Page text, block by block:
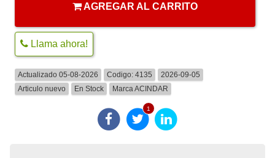
AGREGAR AL CARRITO
Llama ahora!
Actualizado 05-08-2026 Codigo:4135
2026-09-05
Articulo nuevo
En Stock MarcaACINDAR
1